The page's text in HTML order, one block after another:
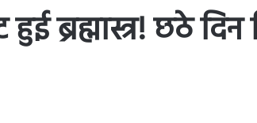
ब्रह्मास्त्र! छठे